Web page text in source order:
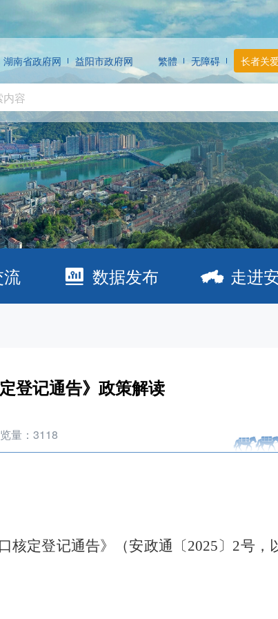
湖南省政府网 益阳市政府网 繁體 无障碍 长者关
数据发布 走进
登记通告》政策解读
量： 3118
核定登记通告》（安政通〔2025〕 2号，